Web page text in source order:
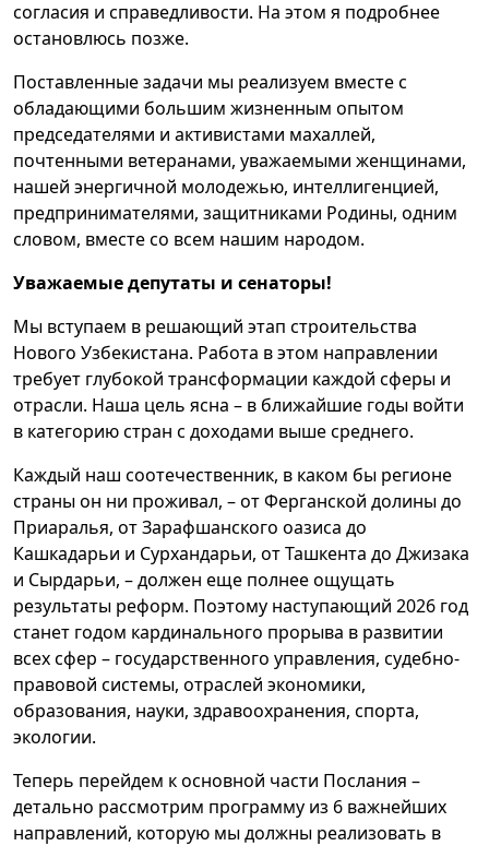
согласия и справедливости. На этом я подробнее
остановлюсь позже.
Поставленные задачи мы реализуем вместе с
обладающими большим жизненным опытом
председателями и активистами махаллей,
почтенными ветеранами, уважаемыми женщинами,
нашей энергичной молодежью, интеллигенцией,
предпринимателями, защитниками Родины, одним
словом, вместе со всем нашим народом.
Уважаемые депутаты и сенаторы!
Мы вступаем в решающий этап строительства
Нового Узбекистана. Работа в этом направлении
требует глубокой трансформации каждой сферы и
отрасли. Наша цель ясна – в ближайшие годы войти
в категорию стран с доходами выше среднего.
Каждый наш соотечественник, в каком бы регионе
страны он ни проживал, – от Ферганской долины до
Приаралья, от Зарафшанского оазиса до
Кашкадарьи и Сурхандарьи, от Ташкента до Джизака
и Сырдарьи, – должен еще полнее ощущать
результаты реформ. Поэтому наступающий 2026 год
станет годом кардинального прорыва в развитии
всех сфер – государственного управления, судебно-
правовой системы, отраслей экономики,
образования, науки, здравоохранения, спорта,
экологии.
Теперь перейдем к основной части Послания –
детально рассмотрим программу из 6 важнейших
направлений, которую мы должны реализовать в